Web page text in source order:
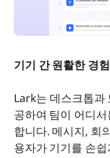
기기 간 원활한 경험
Lark는 데스크톱과
공하여 팀이 어디
합니다. 메시지, 회
용자가 기기를 손